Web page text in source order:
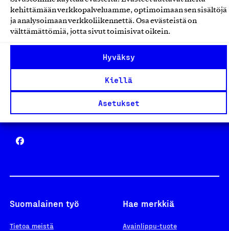
kehittämään verkkopalveluamme, optimoimaan sen sisältöjä
ja analysoimaan verkkoliikennettä. Osa evästeistä on
välttämättömiä, jotta sivut toimisivat oikein.
Hyväksy
Kiellä
Asetukset
Avainlippu
Yhteiskunnallinen Yritys -merkki
Suomalainen työ
Tietoa meistä
Hae merkkiä
Avainlippu-tuote